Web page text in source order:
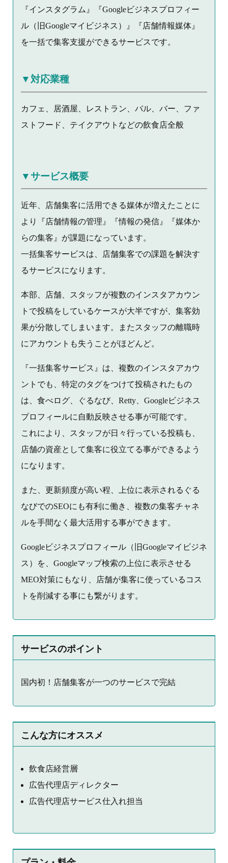
『インスタグラム』『Googleビジネスプロフィー
ル（旧Googleマイビジネス）』『店舗情報媒体』
を一括で集客支援ができるサービスです。
▼対応業種
カフェ、居酒屋、レストラン、バル、バー、ファ
ストフード、テイクアウトなどの飲食店全般
▼サービス概要
近年、店舗集客に活用できる媒体が増えたことに
より『店舗情報の管理』『情報の発信』『媒体か
らの集客』が課題になっています。
一括集客サービスは、店舗集客での課題を解決す
るサービスになります。
本部、店舗、スタッフが複数のインスタアカウン
トで投稿をしているケースが大半ですが、集客効
果が分散してしまいます。またスタッフの離職時
にアカウントも失うことがほどんど。
『一括集客サービス』は、複数のインスタアカウ
ントでも、特定のタグをつけて投稿されたもの
は、食べログ、ぐるなび、Retty、Googleビジネス
プロフィールに自動反映させる事が可能です。
これにより、スタッフが日々行っている投稿も、
店舗の資産として集客に役立てる事ができるよう
になります。
また、更新頻度が高い程、上位に表示されるぐる
なびでのSEOにも有利に働き、複数の集客チャネ
ルを手間なく最大活用する事ができます。
Googleビジネスプロフィール（旧Googleマイビジネ
ス）を、Googleマップ検索の上位に表示させる
MEO対策にもなり、店舗が集客に使っているコス
トを削減する事にも繋がります。
サービスのポイント
国内初！店舗集客が一つのサービスで完結
こんな方にオススメ
飲食店経営層
広告代理店ディレクター
広告代理店サービス仕入れ担当